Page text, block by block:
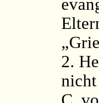
2.
nicht